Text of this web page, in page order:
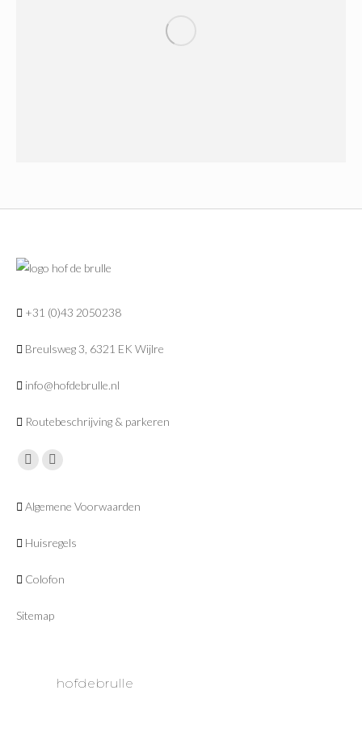
+31 (0)43 2050238
Breulsweg 3, 6321 EK Wijlre
info@hofdebrulle.nl
Routebeschrijving & parkeren
Vind ons op:
Facebook
opens
window
Instagram
opens
new
window
Algemene Voorwaarden
Huisregels
Colofon
Sitemap
hofdebrulle